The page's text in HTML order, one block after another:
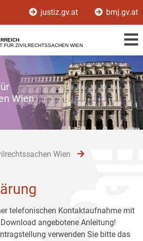
justiz.gv.at bmj.gv.at
FÜR ZIVILRECHTSSACHEN WIEN
Wien
Wien
telefonischen Kontaktaufnahme mit
angebotene Anleitung!
verwenden Sie bitte das